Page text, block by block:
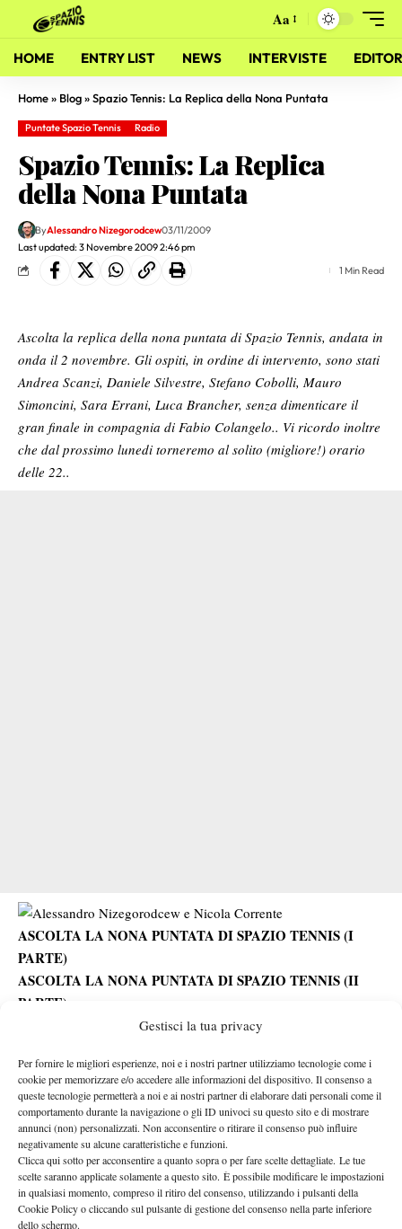
Gestisci la tua privacy
Per fornire le migliori esperienze, noi e i nostri partner utilizziamo tecnologie come i
cookie per memorizzare e/o accedere alle informazioni del dispositivo. Il consenso a
queste tecnologie permetterà a noi e ai nostri partner di elaborare dati personali come il
comportamento durante la navigazione o gli ID univoci su questo sito e di mostrare
annunci (non) personalizzati. Non acconsentire o ritirare il consenso può influire
negativamente su alcune caratteristiche e funzioni.
Clicca qui sotto per acconsentire a quanto sopra o per fare scelte dettagliate. Le tue
scelte saranno applicate solamente a questo sito. È possibile modificare le impostazioni
in qualsiasi momento, compreso il ritiro del consenso, utilizzando i pulsanti della
Cookie Policy o cliccando sul pulsante di gestione del consenso nella parte inferiore
dello schermo.
Aa
HOME ENTRY LIST NEWS INTERVISTE
Home» Blog»Spazio Tennis: La Replica della Nona Puntata
Puntate Spazio Tennis Radio
Spazio Tennis: La Replica
della Nona Puntata
Last updated: 3 Novembre 2009 2:46 pm
ByAlessandro Nizegorodcew03/11/2009
1 Min Read
Ascolta la replica della nona puntata di Spazio Tennis, andata in
onda il 2 novembre. Gli ospiti, in ordine di intervento, sono stati
Andrea Scanzi, Daniele Silvestre, Stefano Cobolli, Mauro
Simoncini, Sara Errani, Luca Brancher, senza dimenticare il
gran finale in compagnia di Fabio Colangelo.. Vi ricordo inoltre
che dal prossimo lunedi torneremo al solito (migliore!) orario
delle 22..
ASCOLTA LA NONA PUNTATA DI SPAZIO TENNIS (I
PARTE)
ASCOLTA LA NONA PUNTATA DI SPAZIO TENNIS (II
PARTE)
ASCOLTA LA NONA PUNTATA DI SPAZIO TENNIS (III
Nessun commento
Devi essereconnessoper inviare un commento.